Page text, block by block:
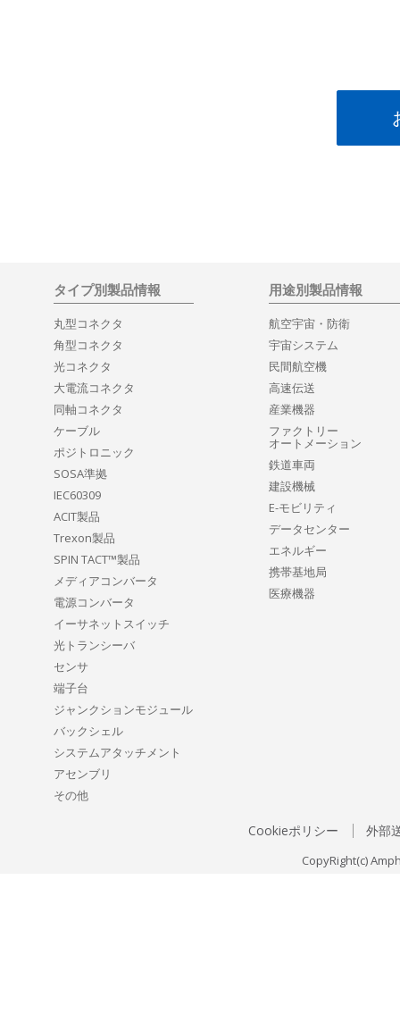
タイプ別製品情報
丸型コネクタ
角型コネクタ
光コネクタ
大電流コネクタ
同軸コネクタ
ケーブル
ポジトロニック
SOSA準拠
IEC60309
ACIT製品
Trexon製品
SPIN TACT™製品
メディアコンバータ
電源コンバータ
イーサネットスイッチ
光トランシーバ
センサ
端子台
ジャンクションモジュール
バックシェル
システムアタッチメント
アセンブリ
その他
用途別製品情報
航空宇宙・防衛
宇宙システム
民間航空機
高速伝送
産業機器
ファクトリー
オートメーション
鉄道車両
建設機械
E-モビリティ
データセンター
エネルギー
携帯基地局
医療機器
Cookieポリシー 外部
CopyRight(c)